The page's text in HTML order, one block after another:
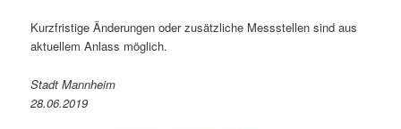
Kurzfristige Änderungen oder zusätzliche Messstellen sind aus
aktuellem Anlass möglich.
Stadt Mannheim
28.06.2019